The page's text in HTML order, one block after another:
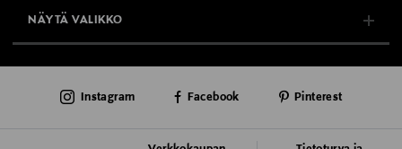
NÄYTÄ VALIKKO
AJANKOHTAISTA
Instagram Facebook Pinterest